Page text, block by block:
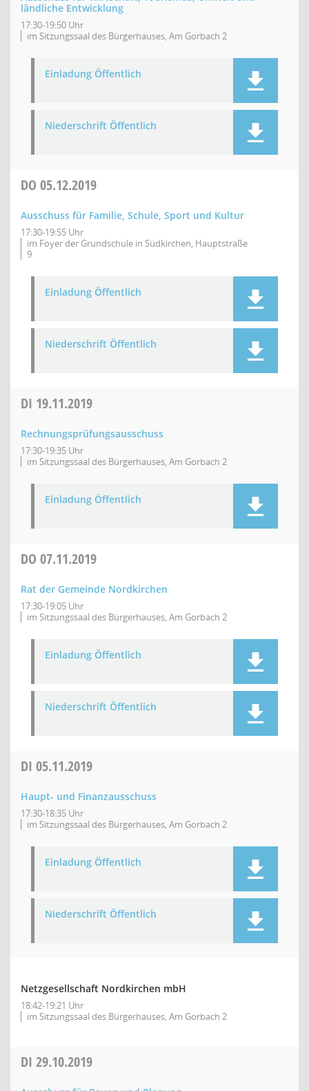
ländliche Entwicklung
17:30-19:50 Uhr
im Sitzungssaal des Bürgerhauses, Am Gorbach 2
Einladung Öffentlich
Niederschrift Öffentlich
DO 05.12.2019
Ausschuss für Familie, Schule, Sport und Kultur
17:30-19:55 Uhr
im Foyer der Grundschule in Südkirchen, Hauptstraße
9
Einladung Öffentlich
Niederschrift Öffentlich
DI 19.11.2019
Rechnungsprüfungsausschuss
17:30-19:35 Uhr
im Sitzungssaal des Bürgerhauses, Am Gorbach 2
Einladung Öffentlich
DO 07.11.2019
Rat der Gemeinde Nordkirchen
17:30-19:05 Uhr
im Sitzungssaal des Bürgerhauses, Am Gorbach 2
Einladung Öffentlich
Niederschrift Öffentlich
DI 05.11.2019
Haupt- und Finanzausschuss
17:30-18:35 Uhr
im Sitzungssaal des Bürgerhauses, Am Gorbach 2
Einladung Öffentlich
Niederschrift Öffentlich
Netzgesellschaft Nordkirchen mbH
18:42-19:21 Uhr
im Sitzungssaal des Bürgerhauses, Am Gorbach 2
DI 29.10.2019